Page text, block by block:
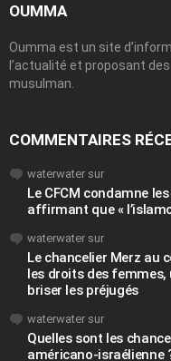
OUMMA
Oumma est un site
l’actualité et proposant
musulman.
COMMENTAIRES
waterwater sur
Le CFCM condamne
affirmant que «
waterwater sur
Le chancelier Merz au
les droits des
briser les préjugés
waterwater sur
Quelles sont les
américano-israélienne